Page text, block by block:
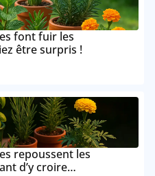
font fuir les
être surpris !
repoussent les
d’y croire…